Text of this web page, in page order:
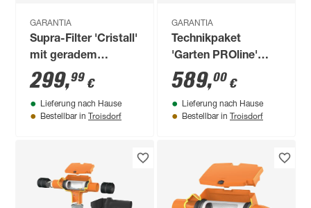
GARANTIA
Supra-Filter 'Cristall'
mit geradem
Abgang
299,99 €
Lieferung nach Hause
Bestellbar in Troisdorf
GARANTIA
Technikpaket
'Garten PROline'
Regenwassernutzung
589,00 €
Lieferung nach Hause
Bestellbar in Troisdorf